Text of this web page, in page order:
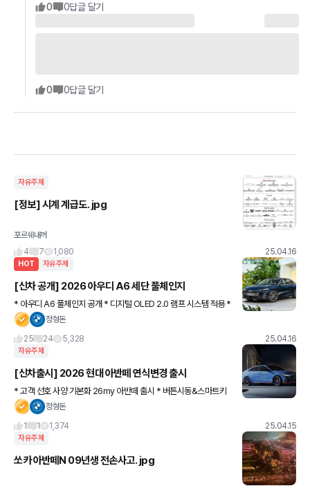
0 0답글 달기
0 0답글 달기
자유주제
[정보] 시계 계급도. jpg
포르쉐내꺼
4
7 1,080 25.04.16
HOT 자유주제
[신차 공개] 2026 아우디 A6 세단 풀체인지
* 아우디 A6 풀체인지 공개 * 디지털 OLED 2.0 램프 시스템 적용 *
공기저항계수 최고 수준 0.23cd * 최신 마일드 하이브리드 탑재 ㄴ
정형돈
25
24 5,328 25.04.16
자유주제
[신차출시] 2026 현대 아반떼 연식변경 출시
* 고객 선호 사양 기본화 26my 아반떼 출시 * 버튼시동&스마트키
원격시동, 스마트 트렁크 기본적용 * 하이브리드 기본 트림 모던 라
정형돈
1
1 1,374 25.04.15
자유주제
쏘카 아반떼N 09년생 전손사고. jpg